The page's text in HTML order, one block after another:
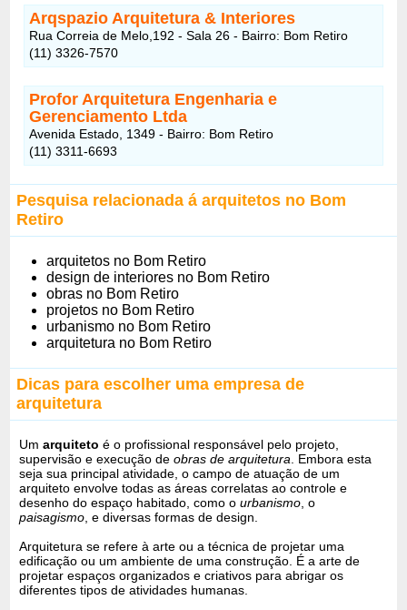
Arqspazio Arquitetura & Interiores
Rua Correia de Melo,192 - Sala 26 - Bairro: Bom Retiro
(11) 3326-7570
Profor Arquitetura Engenharia e
Gerenciamento Ltda
Avenida Estado, 1349 - Bairro: Bom Retiro
(11) 3311-6693
Pesquisa relacionada á arquitetos no Bom
Retiro
arquitetos no Bom Retiro
design de interiores no Bom Retiro
obras no Bom Retiro
projetos no Bom Retiro
urbanismo no Bom Retiro
arquitetura no Bom Retiro
Dicas para escolher uma empresa de
arquitetura
Umarquiteto é o profissional responsável pelo projeto,
supervisão e execução deobras de arquitetura . Embora esta
seja sua principal atividade, o campo de atuação de um
arquiteto envolve todas as áreas correlatas ao controle e
desenho do espaço habitado, como ourbanismo , o
paisagismo , e diversas formas de design.
Arquitetura se refere à arte ou a técnica de projetar uma
edificação ou um ambiente de uma construção. É a arte de
projetar espaços organizados e criativos para abrigar os
diferentes tipos de atividades humanas.